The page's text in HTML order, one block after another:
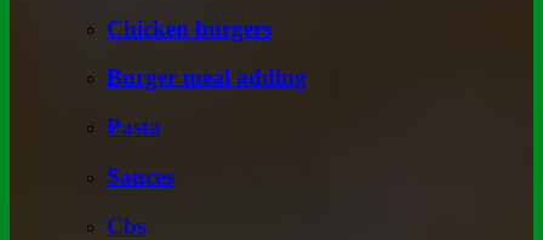
Chicken burgers
Burger meal adding
Pasta
Sauces
Cbs